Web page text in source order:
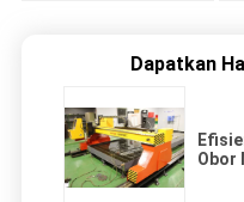
Dapatkan
Obor